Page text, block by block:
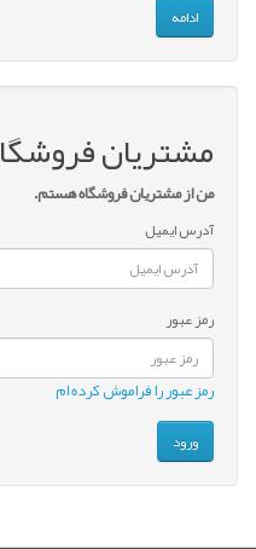
ادامه
مشتريان
من از مشتریان فروشگاه هستم.
آدرس ایمیل
رمز عبور
رمز عبور را فراموش کرده ام